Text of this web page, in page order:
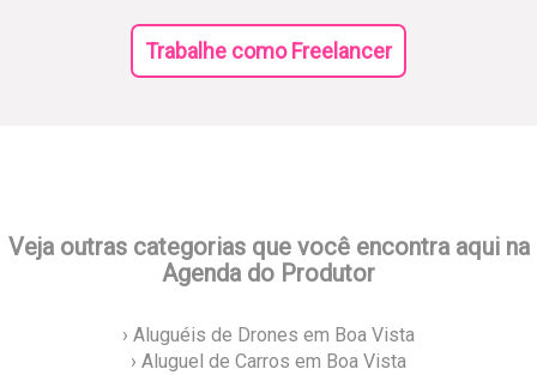
Trabalhe como Freelancer
Veja outras categorias que você encontra aqui na
Agenda do Produtor
› Aluguéis de Drones em Boa Vista
› Aluguel de Carros em Boa Vista